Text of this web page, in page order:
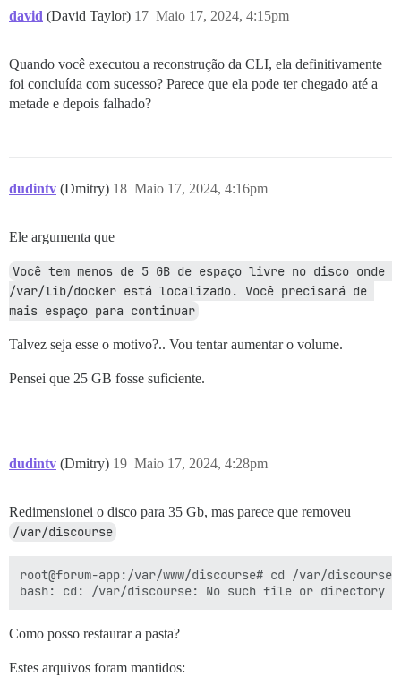
david (David Taylor) Maio 17, 2024, 4:15pm
17
Quando você executou a reconstrução da CLI, ela definitivamente
foi concluída com sucesso? Parece que ela pode ter chegado até a
metade e depois falhado?
dudintv (Dmitry) Maio 17, 2024, 4:16pm
18
Ele argumenta que
Você tem menos de 5 GB de espaço livre no disco onde
/var/lib/docker está localizado. Você precisará de
mais espaço para continuar
Talvez seja esse o motivo?.. Vou tentar aumentar o volume.
Pensei que 25 GB fosse suficiente.
dudintv (Dmitry) Maio 17, 2024, 4:28pm
19
Redimensionei o disco para 35 Gb, mas parece que removeu
/var/discourse
root@forum-app:/var/www/discourse# cd /var/discourse
Como posso restaurar a pasta?
Estes arquivos foram mantidos: